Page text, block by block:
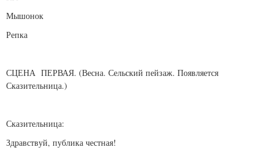
Мышонок
Репка
СЦЕНА ПЕРВАЯ. (Весна. Сельский пейзаж. Появляется
Сказительница.)
Сказительница:
Здравствуй, публика честная!